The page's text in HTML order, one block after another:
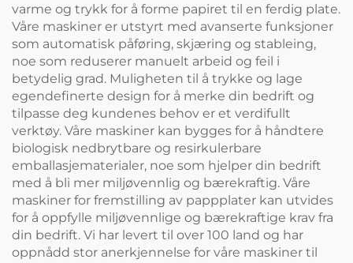
varme og trykk for å forme papiret til en ferdig plate.
Våre maskiner er utstyrt med avanserte funksjoner
som automatisk påføring, skjæring og stableing,
noe som reduserer manuelt arbeid og feil i
betydelig grad. Muligheten til å trykke og lage
egendefinerte design for å merke din bedrift og
tilpasse deg kundenes behov er et verdifullt
verktøy. Våre maskiner kan bygges for å håndtere
biologisk nedbrytbare og resirkulerbare
emballasjematerialer, noe som hjelper din bedrift
med å bli mer miljøvennlig og bærekraftig. Våre
maskiner for fremstilling av pappplater kan utvides
for å oppfylle miljøvennlige og bærekraftige krav fra
din bedrift. Vi har levert til over 100 land og har
oppnådd stor anerkjennelse for våre maskiner til